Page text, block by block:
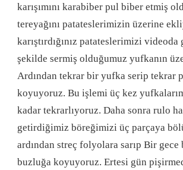
karışımını karabiber pul biber etmiş
tereyağını patateslerimizin üzerine
karıştırdığınız patateslerimizi
şekilde sermiş olduğumuz yufkanın
Ardından tekrar bir yufka serip tekrar
koyuyoruz. Bu işlemi üç kez
kadar tekrarlıyoruz. Daha sonra rulo
getirdiğimiz böreğimizi üç parçaya
ardından streç folyolara sarıp Bir gece
buzluğa koyuyoruz. Ertesi gün